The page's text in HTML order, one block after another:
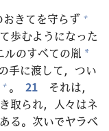
きてを守らず +
歩むようになった
ルのすべての胤 *
手に渡して，つい
+ 。 21
それは，
き取られ， 人々 はネ
る。 次いでヤラベ